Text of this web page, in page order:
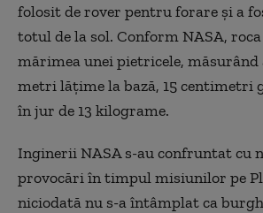
folosit de rover pentru forare şi a
totul de la sol. Conform NASA,
mărimea unei pietricele,
metri lăţime la bază, 15 centimetri
în jur de 13 kilograme.
Inginerii NASA s-au confruntat cu
provocări în timpul misiunilor pe
niciodată nu s-a întâmplat ca